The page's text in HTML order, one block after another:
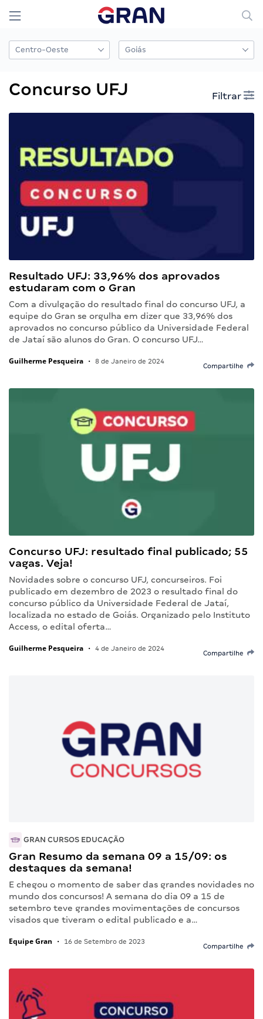
Concurso UFJ Filtrar
Resultado UFJ: 33,96% dos aprovados
estudaram com o Gran
Com a divulgação do resultado final do concurso UFJ, a
equipe do Gran se orgulha em dizer que 33,96% dos
aprovados no concurso público da Universidade Federal
de Jataí são alunos do Gran. O concurso UFJ…
Guilherme Pesqueira • 8 de Janeiro de 2024
Compartilhe
Concurso UFJ: resultado final publicado; 55
vagas. Veja!
Novidades sobre o concurso UFJ, concurseiros. Foi
publicado em dezembro de 2023 o resultado final do
concurso público da Universidade Federal de Jataí,
localizada no estado de Goiás. Organizado pelo Instituto
Access, o edital oferta…
Guilherme Pesqueira • 4 de Janeiro de 2024
Compartilhe
GRAN CURSOS EDUCAÇÃO
Gran Resumo da semana 09 a 15/09: os
destaques da semana!
E chegou o momento de saber das grandes novidades no
mundo dos concursos! A semana do dia 09 a 15 de
setembro teve grandes movimentações de concursos
visados que tiveram o edital publicado e a…
Equipe Gran • 16 de Setembro de 2023
Compartilhe